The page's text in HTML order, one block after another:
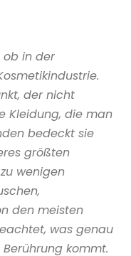
ob in der
der nicht
Kleidung, die man
bedeckt sie
größten
wenigen
den meisten
was genau
kommt.